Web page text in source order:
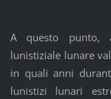
A questo punto,
lunistiziale lunare
in quali anni
lunistizi lunari